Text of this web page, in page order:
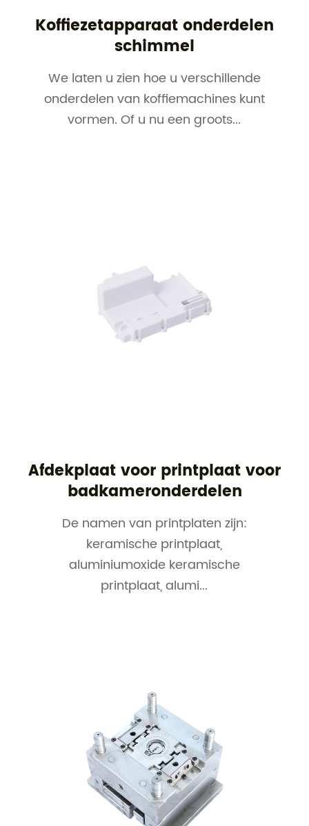
Koffiezetapparaat onderdelen
schimmel
We laten u zien hoe u verschillende
onderdelen van koffiemachines kunt
vormen. Of u nu een groots...
Afdekplaat voor printplaat voor
badkameronderdelen
De namen van printplaten zijn:
keramische printplaat,
aluminiumoxide keramische
printplaat, alumi...